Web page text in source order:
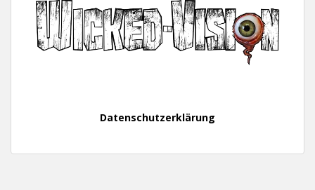
Datenschutzerklärung